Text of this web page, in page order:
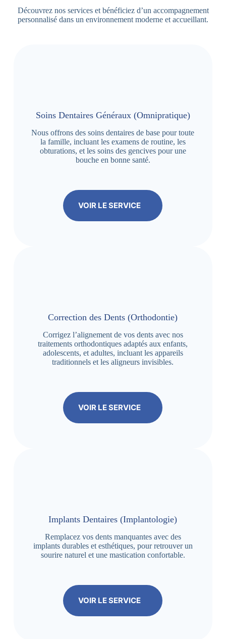
Découvrez nos services et bénéficiez d’un accompagnement
personnalisé dans un environnement moderne et accueillant.
Soins Dentaires Généraux (Omnipratique)
Nous offrons des soins dentaires de base pour toute
la famille, incluant les examens de routine, les
obturations, et les soins des gencives pour une
bouche en bonne santé.
VOIR LE SERVICE
Correction des Dents (Orthodontie)
Corrigez l’alignement de vos dents avec nos
traitements orthodontiques adaptés aux enfants,
adolescents, et adultes, incluant les appareils
traditionnels et les aligneurs invisibles.
VOIR LE SERVICE
Implants Dentaires (Implantologie)
Remplacez vos dents manquantes avec des
implants durables et esthétiques, pour retrouver un
sourire naturel et une mastication confortable.
VOIR LE SERVICE